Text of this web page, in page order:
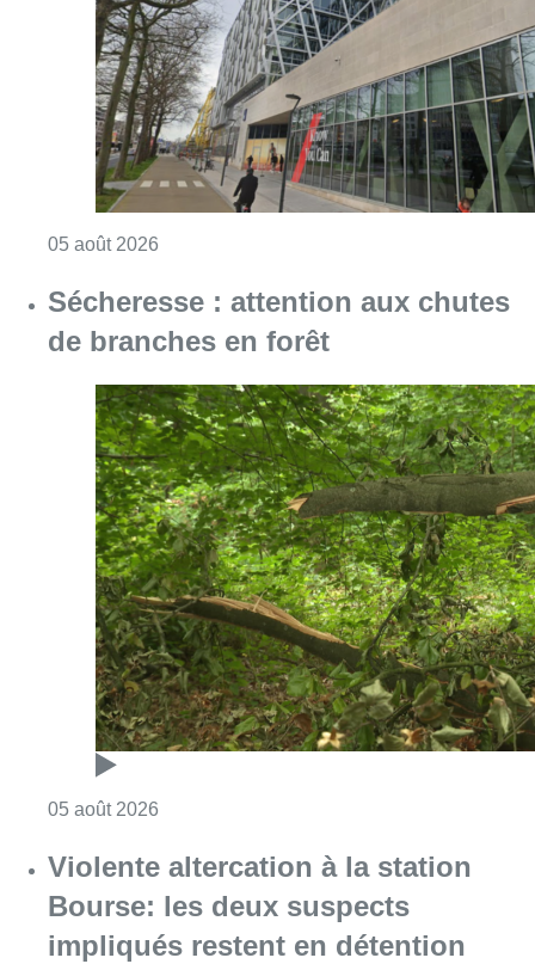
05 août 2026
Sécheresse : attention aux chutes
de branches en forêt
05 août 2026
Violente altercation à la station
Bourse: les deux suspects
impliqués restent en détention